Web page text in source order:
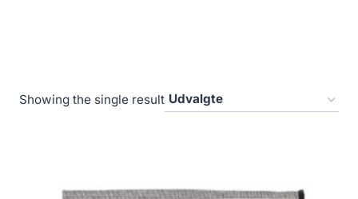
Showing the single result